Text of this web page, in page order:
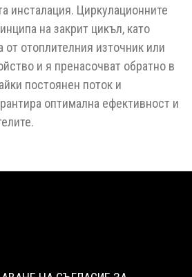
инсталация. Циркулационните
на закрит цикъл, като
от отоплителния източник или
и я пренасочват обратно в
постоянен поток и
оптимална ефективност и